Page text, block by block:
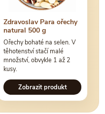
Zdravoslav Para ořechy
natural 500 g
Ořechy bohaté na selen. V
těhotenství stačí malé
množství, obvykle 1 až 2
kusy.
Zobrazit produkt